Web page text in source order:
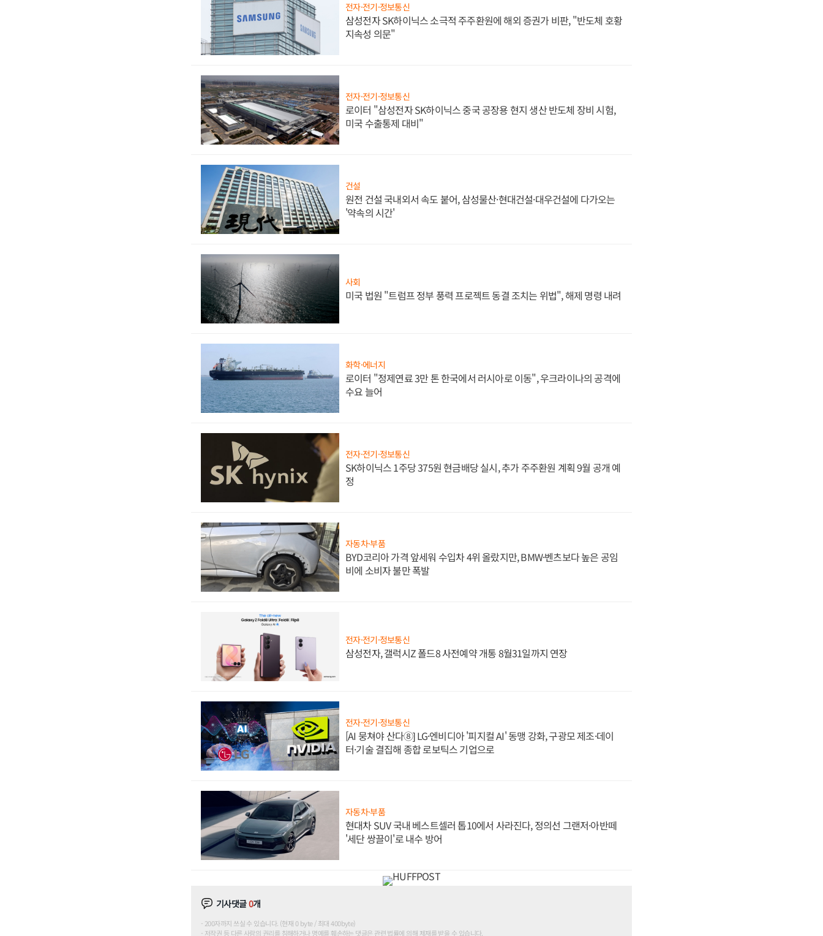
전자·전기·정보통신
삼성전자 SK하이닉스 소극적 주주환원에 해외 증권가 비판, "반도체 호황
지속성 의문"
전자·전기·정보통신
로이터 "삼성전자 SK하이닉스 중국 공장용 현지 생산 반도체 장비 시험,
미국 수출통제 대비"
건설
원전 건설 국내외서 속도 붙어, 삼성물산·현대건설·대우건설에 다가오는
'약속의 시간'
사회
미국 법원 "트럼프 정부 풍력 프로젝트 동결 조치는 위법", 해제 명령 내려
화학·에너지
로이터 "정제연료 3만 톤 한국에서 러시아로 이동", 우크라이나의 공격에
수요 늘어
전자·전기·정보통신
SK하이닉스 1주당 375원 현금배당 실시, 추가 주주환원 계획 9월 공개 예
정
자동차·부품
BYD코리아 가격 앞세워 수입차 4위 올랐지만, BMW·벤츠보다 높은 공임
비에 소비자 불만 폭발
전자·전기·정보통신
삼성전자, 갤럭시Z 폴드8 사전예약 개통 8월31일까지 연장
전자·전기·정보통신
[AI 뭉쳐야 산다⑧] LG·엔비디아 '피지컬 AI' 동맹 강화, 구광모 제조·데이
터·기술 결집해 종합 로보틱스 기업으로
자동차·부품
현대차 SUV 국내 베스트셀러 톱10에서 사라진다, 정의선 그랜저·아반떼
'세단 쌍끌이'로 내수 방어
기사댓글0개
200자까지 쓰실 수 있습니다. (현재 0 byte / 최대 400byte)
저작권 등 다른 사람의 권리를 침해하거나 명예를 훼손하는 댓글은 관련 법률에 의해 제재를 받을 수 있습니다.